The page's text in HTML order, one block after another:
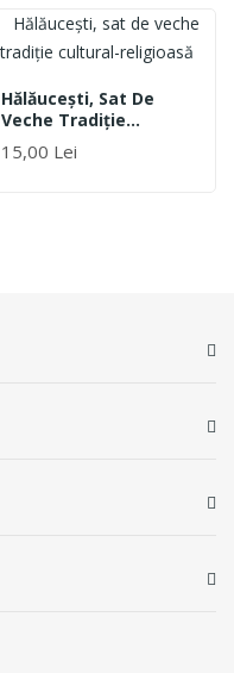
Hălăucești, Sat De
Veche Tradiție
Cultural-Religioasă
15,00 Lei